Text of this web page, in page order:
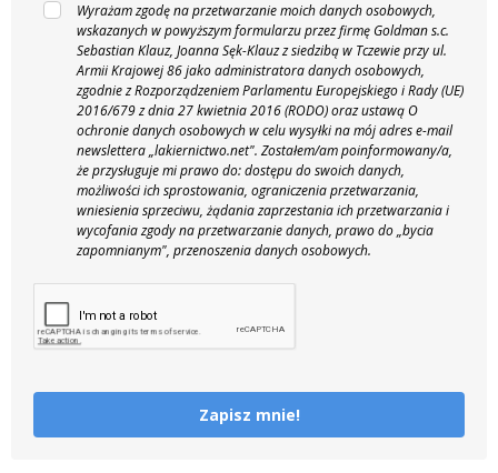
Wyrażam zgodę na przetwarzanie moich danych osobowych,
wskazanych w powyższym formularzu przez firmę Goldman s.c.
Sebastian Klauz, Joanna Sęk-Klauz z siedzibą w Tczewie przy ul.
Armii Krajowej 86 jako administratora danych osobowych,
zgodnie z Rozporządzeniem Parlamentu Europejskiego i Rady (UE)
2016/679 z dnia 27 kwietnia 2016 (RODO) oraz ustawą O
ochronie danych osobowych w celu wysyłki na mój adres e-mail
newslettera „lakiernictwo.net". Zostałem/am poinformowany/a,
że przysługuje mi prawo do: dostępu do swoich danych,
możliwości ich sprostowania, ograniczenia przetwarzania,
wniesienia sprzeciwu, żądania zaprzestania ich przetwarzania i
wycofania zgody na przetwarzanie danych, prawo do „bycia
zapomnianym", przenoszenia danych osobowych.
Zapisz mnie!